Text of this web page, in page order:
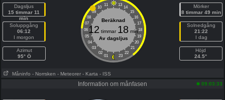
Dagsljus
15 timmar 11
min
Soluppgång
06:12
I morgon
Azimut
95° Ö
11 13
10
14
09
15
08
16
07
17
06
18
05
19
04
20
03
21
02
22
01 23
Beräknad
12 timmar 18 min
Av dagsljus
Mörker
8 timmar 49 min
Solnedgång
21:22
I dag
Höjd
24.5°
Måninfo - Norrsken - Meteorer - Karta - ISS
Information om månfasen 09:03:33